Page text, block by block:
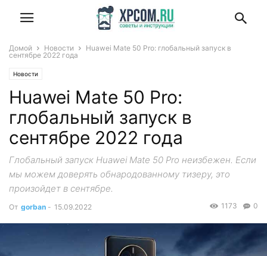
Домой Новости
Huawei Mate 50 Pro: глобальный запуск в
сентябре 2022 года
Новости
Huawei Mate 50 Pro:
глобальный запуск в
сентябре 2022 года
Глобальный запуск Huawei Mate 50 Pro неизбежен. Если
мы можем доверять обнародованному тизеру, это
произойдет в сентябре.
От gorban - 15.09.2022 0
1173